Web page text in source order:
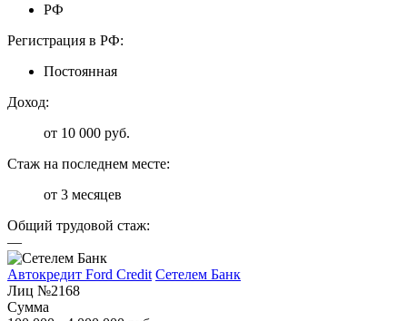
РФ
Регистрация в РФ:
Постоянная
Доход:
от 10 000 руб.
Стаж на последнем месте:
от 3 месяцев
Общий трудовой стаж:
—
Автокредит Ford Credit Сетелем Банк
Лиц №2168
Сумма